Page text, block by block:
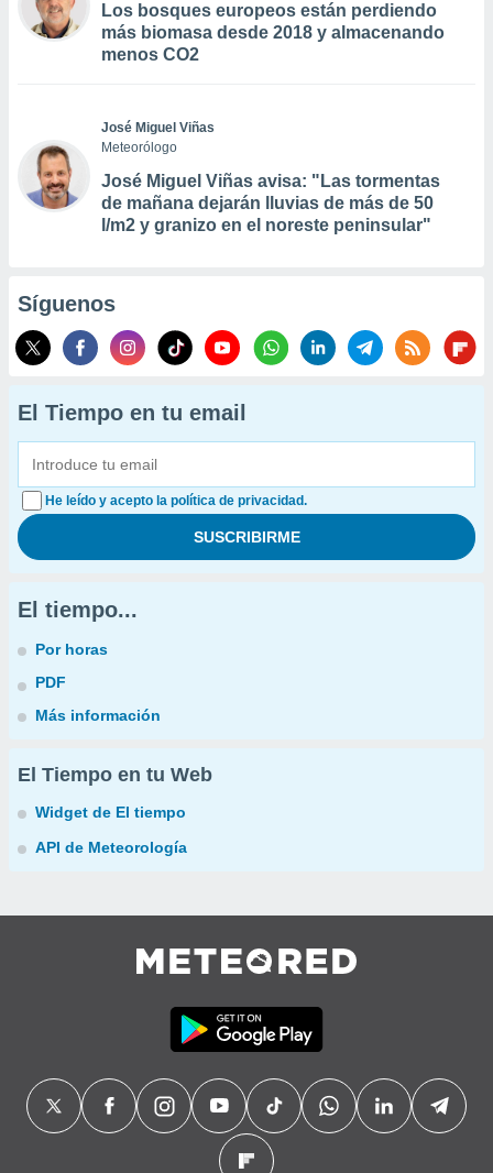
Los bosques europeos están perdiendo
más biomasa desde 2018 y almacenando
menos CO2
José Miguel Viñas
Meteorólogo
José Miguel Viñas avisa: "Las tormentas
de mañana dejarán lluvias de más de 50
l/m2 y granizo en el noreste peninsular"
Síguenos
El Tiempo en tu email
He leído y acepto la política de privacidad.
El tiempo...
Por horas
PDF
Más información
El Tiempo en tu Web
Widget de El tiempo
API de Meteorología